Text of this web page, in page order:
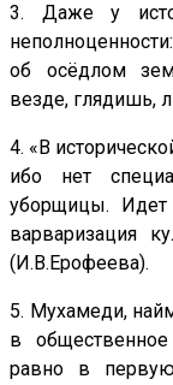
3. Даже у
об осёдлом
везде, глядишь,
4. «В
ибо нет
уборщицы. Идет
варваризация
(И.В.Ерофеева).
5. Мухамеди,
в
равно в